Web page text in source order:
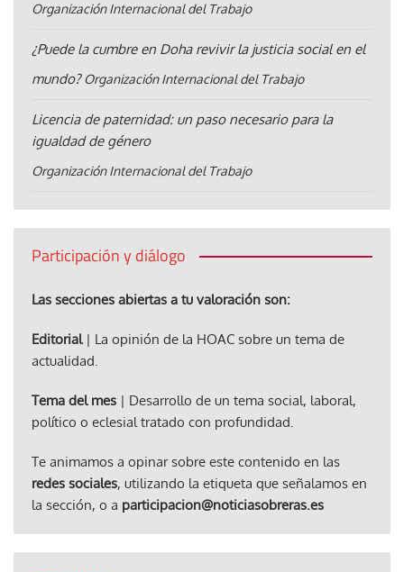
Organización Internacional del Trabajo
¿Puede la cumbre en Doha revivir la justicia social en el
mundo? Organización Internacional del Trabajo
Licencia de paternidad: un paso necesario para la
igualdad de género
Organización Internacional del Trabajo
Participación y diálogo
Las secciones abiertas a tu valoración son:
Editorial| La opinión de la HOAC sobre un tema de
actualidad.
Tema del mes | Desarrollo de un tema social, laboral,
político o eclesial tratado con profundidad.
Te animamos a opinar sobre este contenido en las
redes sociales, utilizando la etiqueta que señalamos en
la sección, o a participacion@noticiasobreras.es